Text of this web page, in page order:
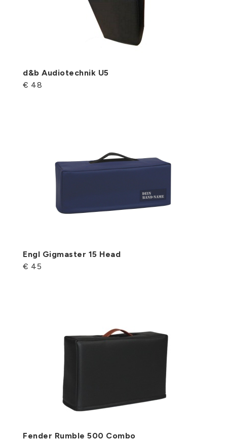
d&b Audiotechnik U5
€ 48
Engl Gigmaster 15 Head
€ 45
Fender Rumble 500 Combo